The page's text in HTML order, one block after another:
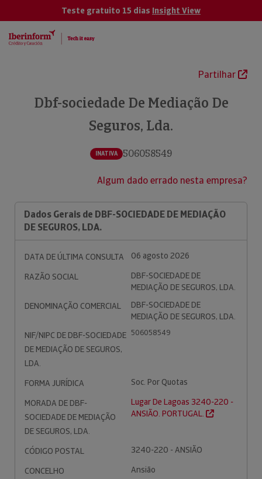
Teste gratuito 15 dias Insight View
Partilhar
Dbf-sociedade De Mediação De
Seguros, Lda.
INATIVA 506058549
Algum dado errado nesta empresa?
Dados Gerais de DBF-SOCIEDADE DE MEDIAÇÃO
DE SEGUROS, LDA.
DATA DE ÚLTIMA CONSULTA
06 agosto 2026
RAZÃO SOCIAL
DBF-SOCIEDADE DE
MEDIAÇÃO DE SEGUROS, LDA.
DENOMINAÇÃO COMERCIAL
DBF-SOCIEDADE DE
MEDIAÇÃO DE SEGUROS, LDA.
NIF/NIPC DE DBF-SOCIEDADE
DE MEDIAÇÃO DE SEGUROS,
LDA.
506058549
FORMA JURÍDICA
Soc. Por Quotas
MORADA DE DBF-
SOCIEDADE DE MEDIAÇÃO
DE SEGUROS, LDA.
Lugar De Lagoas 3240-220 -
ANSIÃO. PORTUGAL.
CÓDIGO POSTAL
3240-220 - ANSIÃO
CONCELHO
Ansião